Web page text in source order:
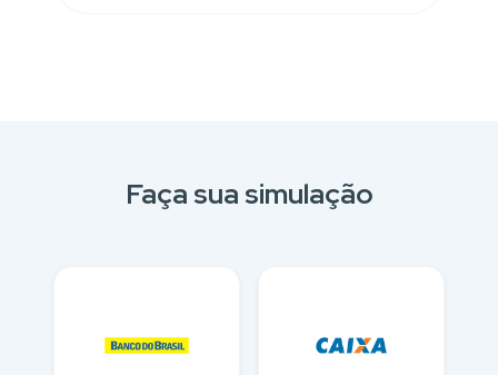
Faça sua simulação